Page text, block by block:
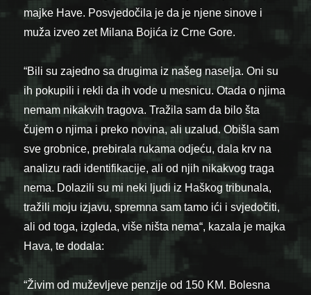
majke Have. Posvjedočila je da je njene sinove i
muža izveo zet Milana Bojića iz Crne Gore.
“Bili su zajedno sa drugima iz našeg naselja. Oni su
ih pokupili i rekli da ih vode u mesnicu. Otada o njima
nemam nikakvih tragova. Tražila sam da bilo šta
čujem o njima i preko novina, ali uzalud. Obišla sam
sve grobnice, prebirala rukama odjeću, dala krv na
analizu radi identifikacije, ali od njih nikakvog traga
nema. Dolazili su mi neki ljudi iz Haškog tribunala,
tražili moju izjavu, spremna sam tamo ići i svjedočiti,
ali od toga, izgleda, više ništa nema“, kazala je majka
Hava, te dodala:
“Živim od muževljeve penzije od 150 KM. Bolesna